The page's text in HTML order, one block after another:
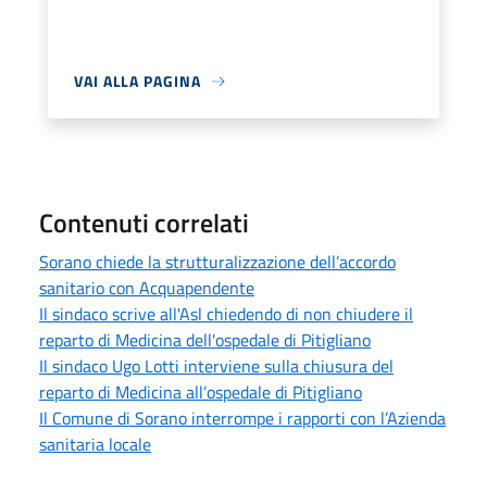
VAI ALLA PAGINA
Contenuti correlati
Sorano chiede la strutturalizzazione dell’accordo
sanitario con Acquapendente
Il sindaco scrive all'Asl chiedendo di non chiudere il
reparto di Medicina dell'ospedale di Pitigliano
Il sindaco Ugo Lotti interviene sulla chiusura del
reparto di Medicina all’ospedale di Pitigliano
Il Comune di Sorano interrompe i rapporti con l’Azienda
sanitaria locale